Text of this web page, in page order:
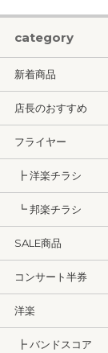
category
新着商品
店長のおすすめ
フライヤー
┣ 洋楽チラシ
┗ 邦楽チラシ
SALE商品
コンサート半券
洋楽
┣ バンドスコア